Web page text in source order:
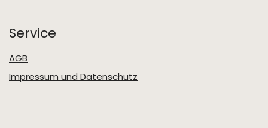
Service
AGB
Impressum und Datenschutz